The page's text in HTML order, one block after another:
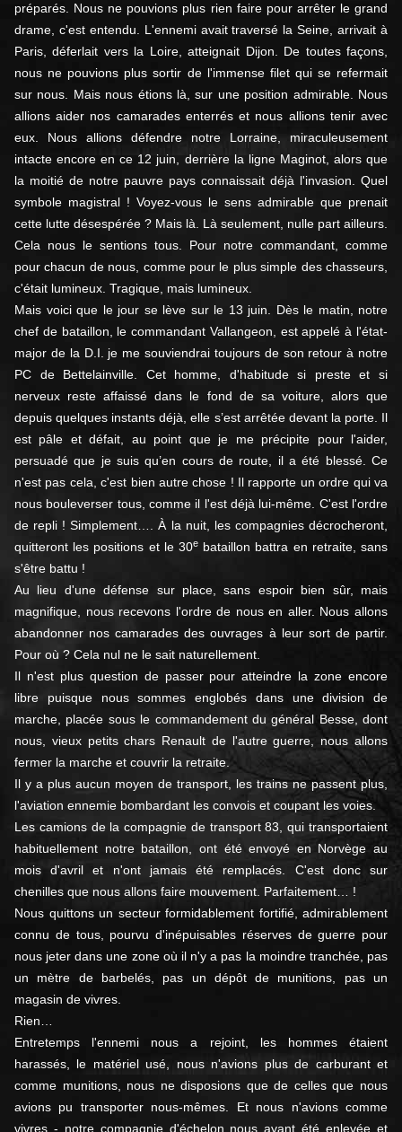
préparés. Nous ne pouvions plus rien faire pour arrêter le grand
drame, c'est entendu. L'ennemi avait traversé la Seine, arrivait à
Paris, déferlait vers la Loire, atteignait Dijon. De toutes façons,
nous ne pouvions plus sortir de l'immense filet qui se refermait
sur nous. Mais nous étions là, sur une position admirable. Nous
allions aider nos camarades enterrés et nous allions tenir avec
eux. Nous allions défendre notre Lorraine, miraculeusement
intacte encore en ce 12 juin, derrière la ligne Maginot, alors que
la moitié de notre pauvre pays connaissait déjà l'invasion. Quel
symbole magistral ! Voyez-vous le sens admirable que prenait
cette lutte désespérée ? Mais là. Là seulement, nulle part ailleurs.
Cela nous le sentions tous. Pour notre commandant, comme
pour chacun de nous, comme pour le plus simple des chasseurs,
c'était lumineux. Tragique, mais lumineux.
Mais voici que le jour se lève sur le 13 juin. Dès le matin, notre
chef de bataillon, le commandant Vallangeon, est appelé à l'état-
major de la D.I. je me souviendrai toujours de son retour à notre
PC de Bettelainville. Cet homme, d'habitude si preste et si
nerveux reste affaissé dans le fond de sa voiture, alors que
depuis quelques instants déjà, elle s’est arrêtée devant la porte. Il
est pâle et défait, au point que je me précipite pour l'aider,
persuadé que je suis qu’en cours de route, il a été blessé. Ce
n'est pas cela, c'est bien autre chose ! Il rapporte un ordre qui va
nous bouleverser tous, comme il l'est déjà lui-même. C'est l'ordre
de repli ! Simplement…. À la nuit, les compagnies décrocheront,
quitteront les positions et le 30e bataillon battra en retraite, sans
s'être battu !
Au lieu d'une défense sur place, sans espoir bien sûr, mais
magnifique, nous recevons l'ordre de nous en aller. Nous allons
abandonner nos camarades des ouvrages à leur sort de partir.
Pour où ? Cela nul ne le sait naturellement.
Il n'est plus question de passer pour atteindre la zone encore
libre puisque nous sommes englobés dans une division de
marche, placée sous le commandement du général Besse, dont
nous, vieux petits chars Renault de l'autre guerre, nous allons
fermer la marche et couvrir la retraite.
Il y a plus aucun moyen de transport, les trains ne passent plus,
l'aviation ennemie bombardant les convois et coupant les voies.
Les camions de la compagnie de transport 83, qui transportaient
habituellement notre bataillon, ont été envoyé en Norvège au
mois d'avril et n'ont jamais été remplacés. C'est donc sur
chenilles que nous allons faire mouvement. Parfaitement… !
Nous quittons un secteur formidablement fortifié, admirablement
connu de tous, pourvu d'inépuisables réserves de guerre pour
nous jeter dans une zone où il n'y a pas la moindre tranchée, pas
un mètre de barbelés, pas un dépôt de munitions, pas un
magasin de vivres.
Rien…
Entretemps l'ennemi nous a rejoint, les hommes étaient
harassés, le matériel usé, nous n'avions plus de carburant et
comme munitions, nous ne disposions que de celles que nous
avions pu transporter nous-mêmes. Et nous n'avions comme
vivres - notre compagnie d'échelon nous ayant été enlevée et